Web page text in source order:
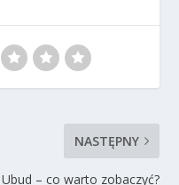
NASTĘPNY
Ubud – co warto zobaczyć?